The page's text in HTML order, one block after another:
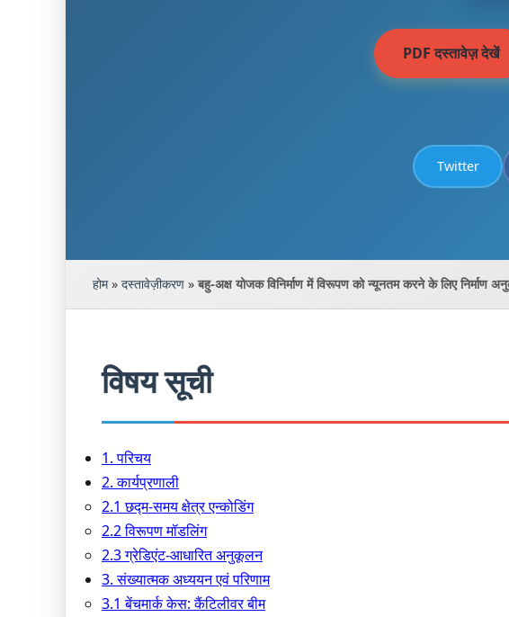
PDF दस्तावेज़ देखें
Twitter
होम» दस्तावेज़ीकरण » बहु-अक्ष योजक विनिर्माण में विरूपण को न्यूनतम करने के लिए निर्माण
विषय सूची
1. परिचय
2. कार्यप्रणाली
2.1 छद्म-समय क्षेत्र एन्कोडिंग
2.2 विरूपण मॉडलिंग
2.3 ग्रेडिएंट-आधारित अनुकूलन
3. संख्यात्मक अध्ययन एवं परिणाम
3.1 बेंचमार्क केस: कैंटिलीवर बीम